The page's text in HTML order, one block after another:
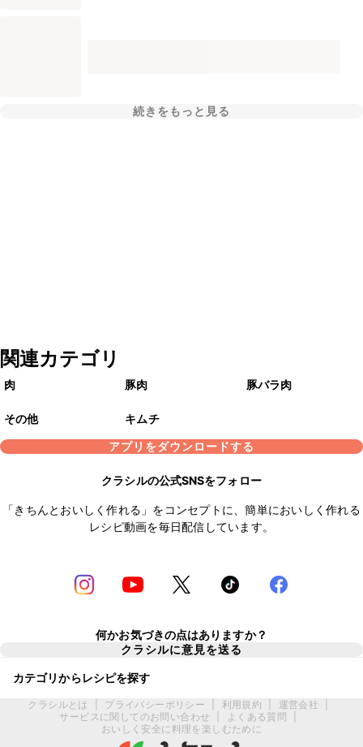
続きをもっと見る
関連カテゴリ
肉 豚肉 豚バラ肉
その他
キムチ
アプリをダウンロードする
クラシルの公式SNSをフォロー
「きちんとおいしく作れる」をコンセプトに、簡単においしく作れる
レシピ動画を毎日配信しています。
何かお気づきの点はありますか？
クラシルに意見を送る
カテゴリからレシピを探す
クラシルとは プライバシーポリシー 利用規約 運営会社
サービスに関してのお問い合わせ
よくある質問
おいしく安全に料理を楽しむために